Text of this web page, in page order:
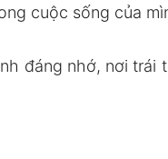
cuộc sống của
đáng nhớ, nơi